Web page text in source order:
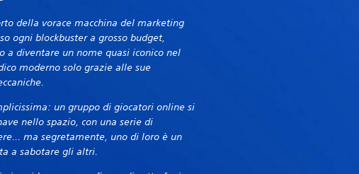
della vorace macchina del marketing
ogni blockbuster a grosso budget,
a diventare un nome quasi iconico nel
moderno solo grazie alle sue
un gruppo di giocatori online si
nello spazio, con una serie di
ma segretamente, uno di loro è un
a sabotare gli altri.